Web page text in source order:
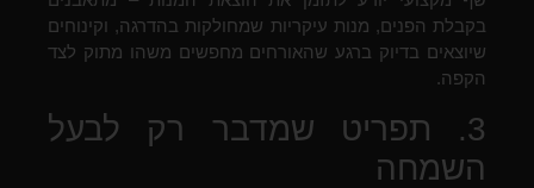
בקבלת הפנים, מנות עיקריות שמחולקות בהדרגה, וקינוחים
שיוצאים בדיוק ברגע שהאורחים מחפשים משהו מתוק לצד
הקפה.
3. תפריט שמדבר רק לבעל
השמחה